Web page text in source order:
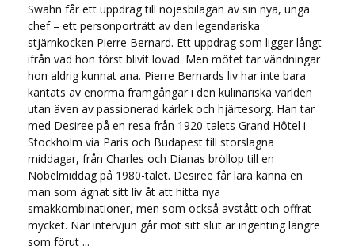
Swahn får ett uppdrag till nöjesbilagan av sin nya, unga
chef – ett personporträtt av den legendariska
stjärnkocken Pierre Bernard. Ett uppdrag som ligger långt
ifrån vad hon först blivit lovad. Men mötet tar vändningar
hon aldrig kunnat ana. Pierre Bernards liv har inte bara
kantats av enorma framgångar i den kulinariska världen
utan även av passionerad kärlek och hjärtesorg. Han tar
med Desiree på en resa från 1920-talets Grand Hôtel i
Stockholm via Paris och Budapest till storslagna
middagar, från Charles och Dianas bröllop till en
Nobelmiddag på 1980-talet. Desiree får lära känna en
man som ägnat sitt liv åt att hitta nya
smakkombinationer, men som också avstått och offrat
mycket. När intervjun går mot sitt slut är ingenting längre
som förut ...